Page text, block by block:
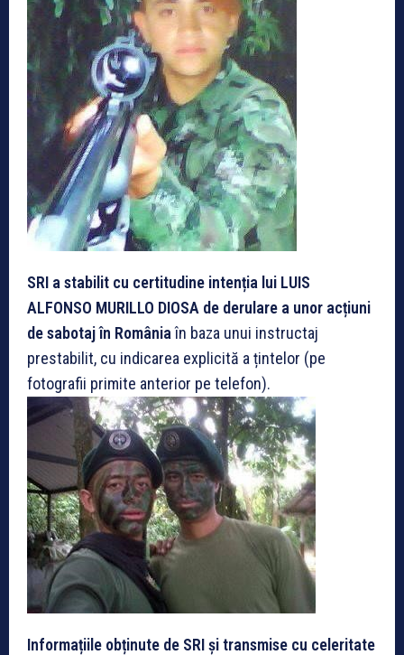
SRI a stabilit cu certitudine intenția lui LUIS
ALFONSO MURILLO DIOSA de derulare a unor acțiuni
de sabotaj în Româniaîn baza unui instructaj
prestabilit, cu indicarea explicită a țintelor (pe
fotografii primite anterior pe telefon).
Informațiile obținute de SRI și transmise cu celeritate